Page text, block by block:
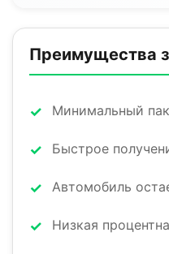
Преимущества
Минимальный
Быстрое
Автомобиль
Низкая